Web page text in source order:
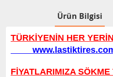
Ürün Bilgisi
TÜRKİYENİN HER
FİYATLARIMIZA